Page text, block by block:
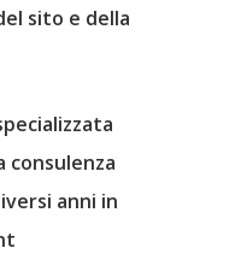
sito e della
consulenza
anni in
Home
Il Progetto